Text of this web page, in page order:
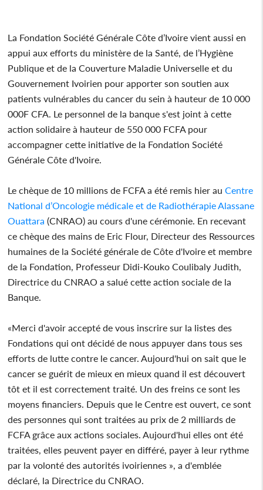
La Fondation Société Générale Côte d’Ivoire vient aussi en
appui aux efforts du ministère de la Santé, de l’Hygiène
Publique et de la Couverture Maladie Universelle et du
Gouvernement Ivoirien pour apporter son soutien aux
patients vulnérables du cancer du sein à hauteur de 10 000
000F CFA. Le personnel de la banque s'est joint à cette
action solidaire à hauteur de 550 000 FCFA pour
accompagner cette initiative de la Fondation Société
Générale Côte d'Ivoire.
Le chèque de 10 millions de FCFA a été remis hier auCentre
National d’Oncologie médicale et de Radiothérapie Alassane
Ouattara (CNRAO) au cours d'une cérémonie. En recevant
ce chèque des mains de Eric Flour, Directeur des Ressources
humaines de la Société générale de Côte d'Ivoire et membre
de la Fondation, Professeur Didi-Kouko Coulibaly Judith,
Directrice du CNRAO a salué cette action sociale de la
Banque.
«Merci d'avoir accepté de vous inscrire sur la listes des
Fondations qui ont décidé de nous appuyer dans tous ses
efforts de lutte contre le cancer. Aujourd'hui on sait que le
cancer se guérit de mieux en mieux quand il est découvert
tôt et il est correctement traité. Un des freins ce sont les
moyens financiers. Depuis que le Centre est ouvert, ce sont
des personnes qui sont traitées au prix de 2 milliards de
FCFA grâce aux actions sociales. Aujourd'hui elles ont été
traitées, elles peuvent payer en différé, payer à leur rythme
par la volonté des autorités ivoiriennes », a d'emblée
déclaré, la Directrice du CNRAO.